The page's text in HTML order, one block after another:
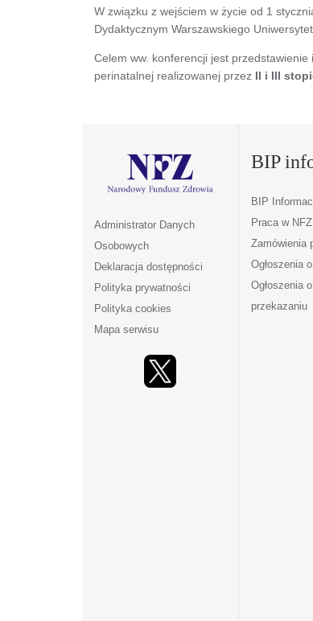
W związku z wejściem w życie od 1
Dydaktycznym Warszawskiego
Celem ww. konferencji jest
perinatalnej realizowanej przez II i III
Administrator Danych
Osobowych
Deklaracja dostępności
Polityka prywatności
Polityka cookies
Mapa serwisu
BIP
BIP
Praca w NFZ
Zamówienia
Ogłoszenia
Ogłoszenia
przekazaniu